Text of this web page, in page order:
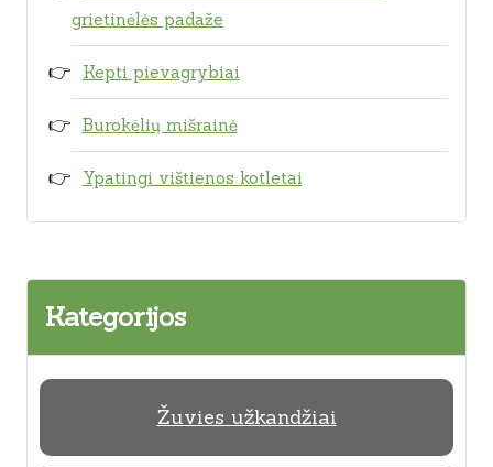
grietinėlės padaže
Kepti pievagrybiai
Burokėlių mišrainė
Ypatingi vištienos kotletai
Kategorijos
Žuvies užkandžiai